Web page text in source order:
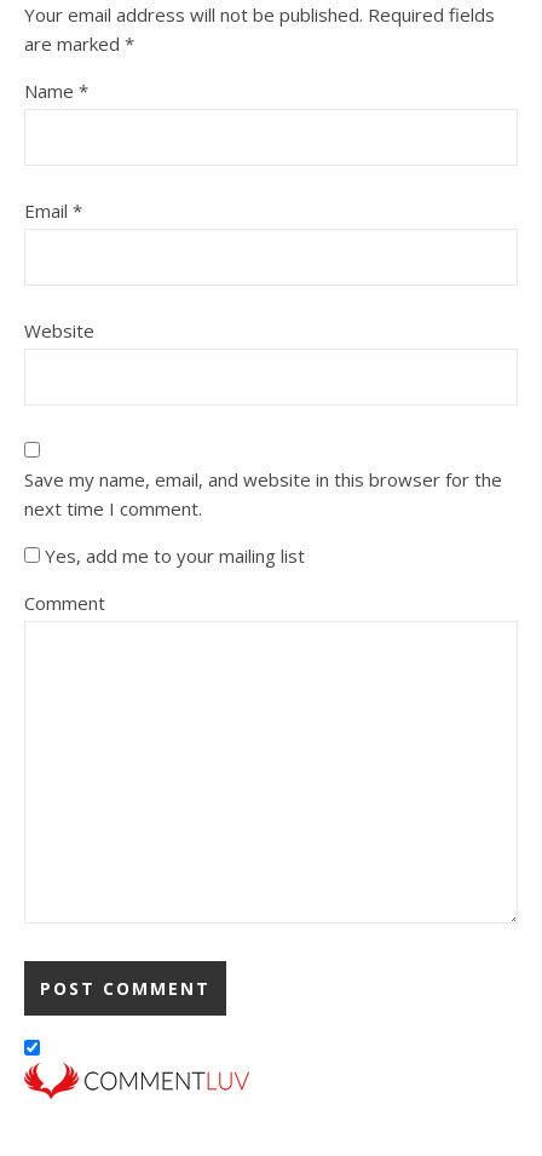
Your email address will not be published. Required fields
are marked *
Name *
Email *
Website
Save my name, email, and website in this browser for the
next time I comment.
Yes, add me to your mailing list
Comment